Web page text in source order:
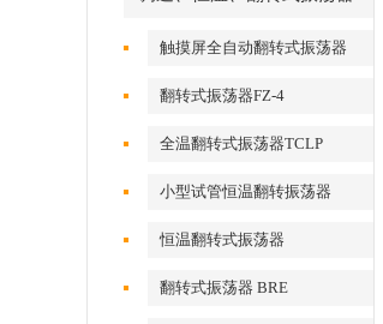
触摸屏全自动翻转式振荡器
翻转式振荡器FZ-4
全温翻转式振荡器TCLP
小型试管恒温翻转振荡器
恒温翻转式振荡器
翻转式振荡器 BRE